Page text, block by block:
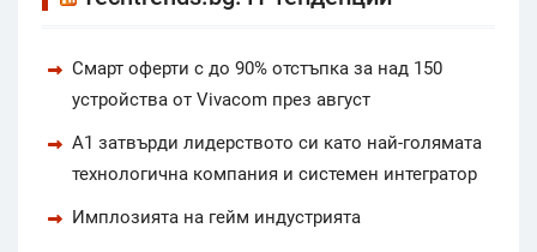
Смарт оферти с до 90% отстъпка за над 150
устройства от Vivacom през август
А1 затвърди лидерството си като най-голямата
технологична компания и системен интегратор
Имплозията на гейм индустрията